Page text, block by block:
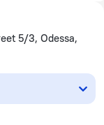
5/3, Odessa,